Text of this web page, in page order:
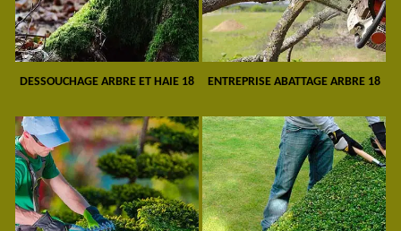
DESSOUCHAGE ARBRE ET HAIE 18 ENTREPRISE ABATTAGE ARBRE 18